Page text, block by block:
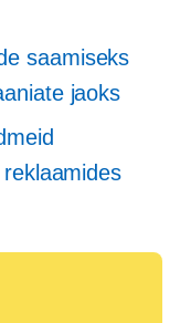
saamiseks
jaoks